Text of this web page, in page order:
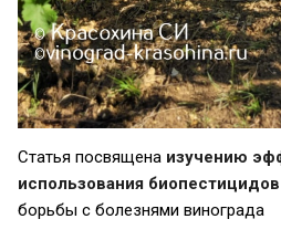
Статья посвящена изучению
использования биопестицидов
борьбы с болезнями винограда